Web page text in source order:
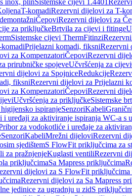
inox, plinSistemske cijevi 1.4401
T-komadiRezervni dijelovi za T-
ČepoviRezervni dijelovi za
za priključkeBrtvila za cijevi i fitinge
Sistemske cijevi ThermFitinzi
Prijelazni komadi, fiksniRezervni
za KompenzatoriČepoviRezervni
prirubničke spojeveUčvršćenja za cijevi
dijelovi za SpojniceRedukcije
fiksniRezervni dijelovi za Prijelazni
za KompenzatoriČepoviRezervni
Učvršćenja za priključkeSistemske
ispiranjeSenzoriKabeli
uređaji za aktiviranje ispiranja WC-a s
za vodokotliće i uređaje za
SenzoriKabeliMrežni dijeloviRezervni
sjedištemS FlowFit priključcima za
za pražnjenjeKuglasti ventiliRezervni
priključcimaSa Mapress priključcima
dijelovi za S FlowFit priključcima
Rezervni dijelovi za Sa Mapress
jedinice za ugradnju u zidS